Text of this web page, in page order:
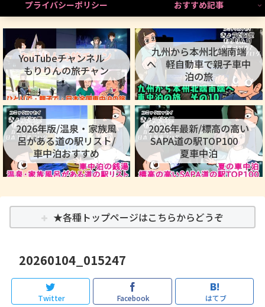
プライバシーポリシー
おすすめ記事
YouTubeチャンネル
もりりんの旅チャン
九州から本州北端南端
へ 軽自動車で親子車中
泊の旅
2026年版/温泉・家族風
呂がある道の駅リスト/
車中泊おすすめ
2026年最新/標高の高い
SAPA道の駅TOP100
夏車中泊
★各種トップページはこちらからどうぞ
20260104_015247
Twitter Facebook はてブ